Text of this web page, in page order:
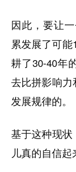
因此，要让
累发展了可
耕了30-40年
去比拼影响
发展规律的。
基于这种现
儿真的自信起